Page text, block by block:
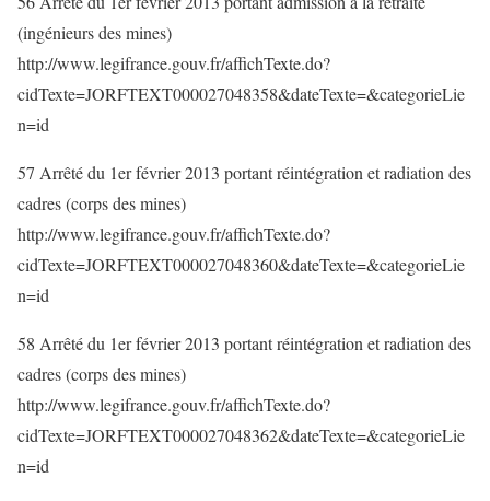
(ingénieurs des mines)
http://www.legifrance.gouv.fr/affichTexte.do?
cidTexte=JORFTEXT000027048358&dateTexte=&categorieLie
n=id
57 Arrêté du 1er février 2013 portant réintégration et radiation des
cadres (corps des mines)
http://www.legifrance.gouv.fr/affichTexte.do?
cidTexte=JORFTEXT000027048360&dateTexte=&categorieLie
n=id
58 Arrêté du 1er février 2013 portant réintégration et radiation des
cadres (corps des mines)
http://www.legifrance.gouv.fr/affichTexte.do?
cidTexte=JORFTEXT000027048362&dateTexte=&categorieLie
n=id